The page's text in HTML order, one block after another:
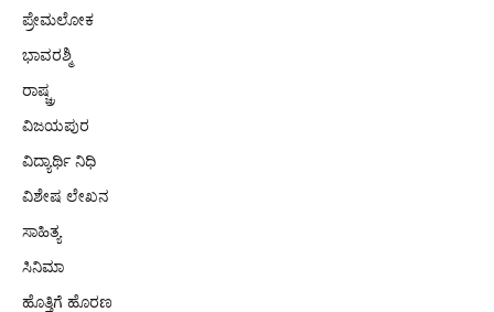
ಪ್ರೇಮಲೋಕ
ಭಾವರಶ್ಮಿ
ರಾಷ್ಚ್ರ
ವಿಜಯಪುರ
ವಿದ್ಯಾರ್ಥಿ ನಿಧಿ
ವಿಶೇಷ ಲೇಖನ
ಸಾಹಿತ್ಯ
ಸಿನಿಮಾ
ಹೊತ್ತಿಗೆ ಹೊರಣ